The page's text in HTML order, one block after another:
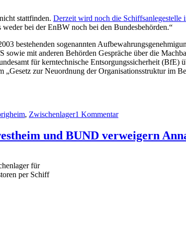
stattfinden. Derzeit wird noch die Schiffsanlegestelle
bei der EnBW noch bei den Bundesbehörden.“
bestehenden sogenannten
mit anderen Behörden Gespräche über die
für kerntechnische Entsorgungssicherheit (BfE)
zur Neuordnung der Organisationsstruktur im
, Zwischenlager1 Kommentar
Atommüll
aus
und BUND verweigern
für
per Schiff